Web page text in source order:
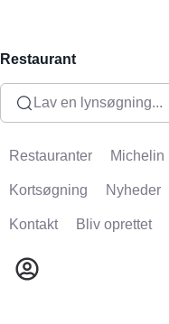
Restaurant
Lav en lynsøgning...
Restauranter Michelin
Kortsøgning Nyheder
Kontakt Bliv oprettet